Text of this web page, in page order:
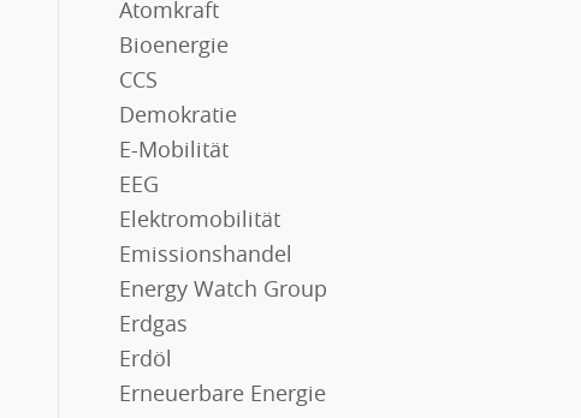
Atomkraft
Bioenergie
CCS
Demokratie
E-Mobilität
EEG
Elektromobilität
Emissionshandel
Energy Watch Group
Erdgas
Erdöl
Erneuerbare Energie